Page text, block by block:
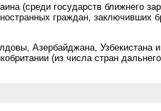
(среди государств ближнего
граждан, заключивших
Азербайджана, Узбекистана и
(из числа стран дальнего